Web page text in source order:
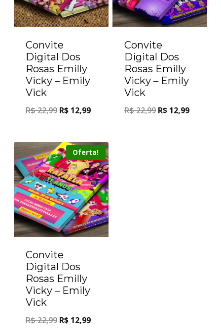
Convite
Digital Dos
Rosas Emilly
Vicky – Emily
Vick
R$22,99 R$ 12,99
Convite
Digital Dos
Rosas Emilly
Vicky – Emily
Vick
R$22,99 R$ 12,99
Oferta!
Convite
Digital Dos
Rosas Emilly
Vicky – Emily
Vick
R$22,99 R$ 12,99